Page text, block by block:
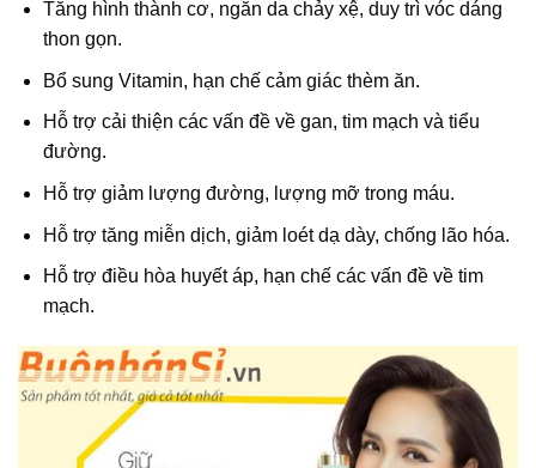
Tăng hình thành cơ, ngăn da chảy xệ, duy trì vóc dáng
thon gọn.
Bổ sung Vitamin, hạn chế cảm giác thèm ăn.
Hỗ trợ cải thiện các vấn đề về gan, tim mạch và tiểu
đường.
Hỗ trợ giảm lượng đường, lượng mỡ trong máu.
Hỗ trợ tăng miễn dịch, giảm loét dạ dày, chống lão hóa.
Hỗ trợ điều hòa huyết áp, hạn chế các vấn đề về tim
mạch.